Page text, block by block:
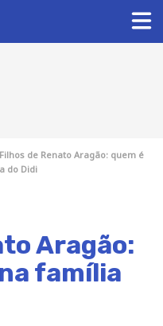
Filhos de Renato Aragão: quem é
do Didi
Aragão:
família